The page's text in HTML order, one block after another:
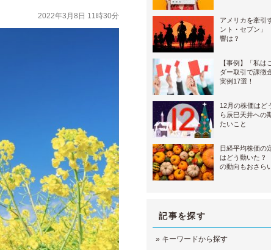
2022年3月8日 11時30分
アメリカを牽引
ント・セブン
響は？
【事例】「私は
ダー取引で課徴
実例17選！
12月の株価は
ら辰巳天井への
たいこと
日経平均株価の
はどう動いた
の動向もおさら
記事を探す
» キーワードから探す